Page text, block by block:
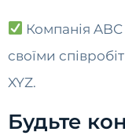
Компанія
своїми
XYZ.
Будьте